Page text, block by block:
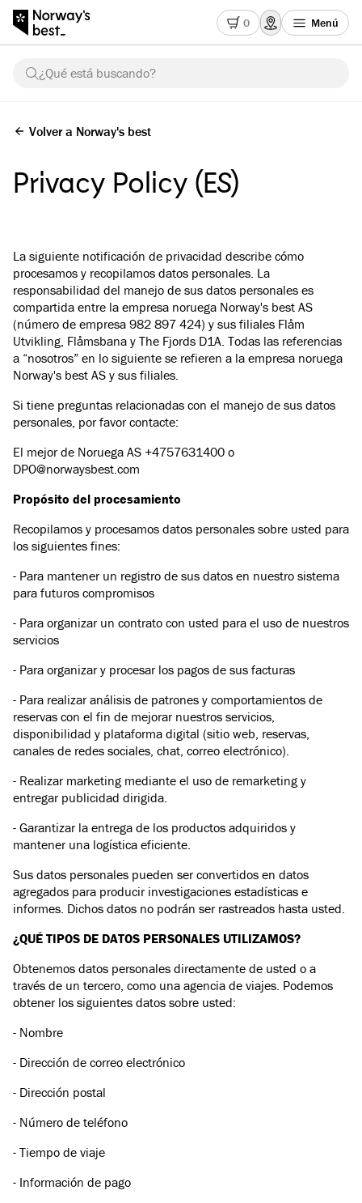
0 Menú
¿Qué está buscando?
Volver a Norway's best
Privacy Policy (ES)
La siguiente notificación de privacidad describe cómo
procesamos y recopilamos datos personales. La
responsabilidad del manejo de sus datos personales es
compartida entre la empresa noruega Norway's best AS
(número de empresa 982 897 424) y sus filiales Flåm
Utvikling, Flåmsbana y The Fjords D1A. Todas las referencias
a “nosotros” en lo siguiente se refieren a la empresa noruega
Norway's best AS y sus filiales.
Si tiene preguntas relacionadas con el manejo de sus datos
personales, por favor contacte:
El mejor de Noruega AS +4757631400 o
DPO@norwaysbest.com
Propósito del procesamiento
Recopilamos y procesamos datos personales sobre usted para
los siguientes fines:
- Para mantener un registro de sus datos en nuestro sistema
para futuros compromisos
- Para organizar un contrato con usted para el uso de nuestros
servicios
- Para organizar y procesar los pagos de sus facturas
- Para realizar análisis de patrones y comportamientos de
reservas con el fin de mejorar nuestros servicios,
disponibilidad y plataforma digital (sitio web, reservas,
canales de redes sociales, chat, correo electrónico).
- Realizar marketing mediante el uso de remarketing y
entregar publicidad dirigida.
- Garantizar la entrega de los productos adquiridos y
mantener una logística eficiente.
Sus datos personales pueden ser convertidos en datos
agregados para producir investigaciones estadísticas e
informes. Dichos datos no podrán ser rastreados hasta usted.
¿QUÉ TIPOS DE DATOS PERSONALES UTILIZAMOS?
Obtenemos datos personales directamente de usted o a
través de un tercero, como una agencia de viajes. Podemos
obtener los siguientes datos sobre usted:
- Nombre
- Dirección de correo electrónico
- Dirección postal
- Número de teléfono
- Tiempo de viaje
- Información de pago